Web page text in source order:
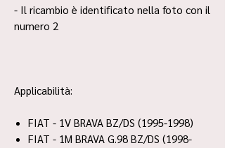
- Il ricambio è identificato nella foto con il
numero 2
Applicabilità:
FIAT - 1V BRAVA BZ/DS (1995-1998)
FIAT - 1M BRAVA G.98 BZ/DS (1998-